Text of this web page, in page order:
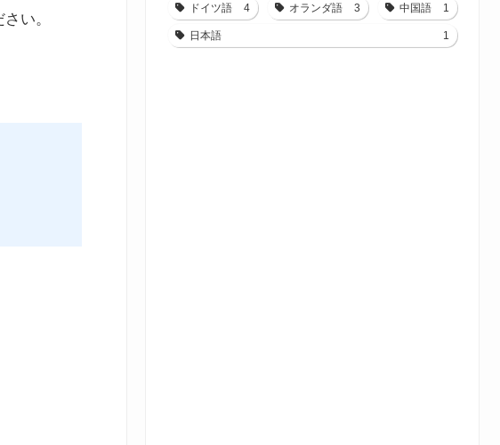
い。
ドイツ語 4 オランダ語 3 中国語 1
日本語 1